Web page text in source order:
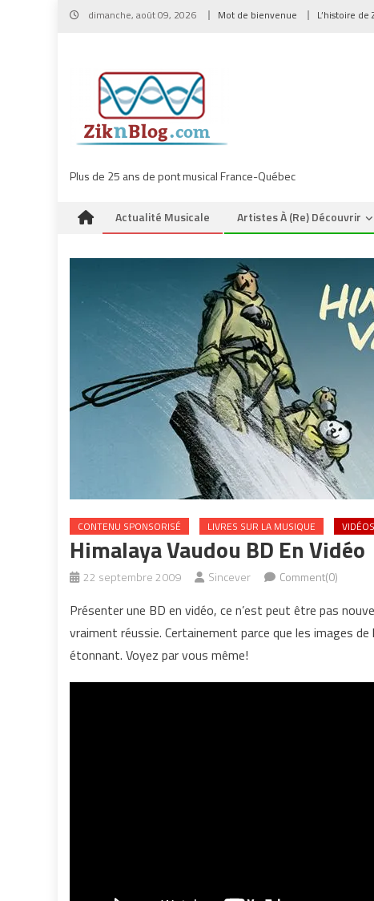
Skip
dimanche, août 09, 2026 Mot de bienvenue L’histoire de
Plus de 25 ans de pont musical France-Québec
Actualité Musicale Artistes À (re) Découvrir
CONTENU SPONSORISÉ LIVRES SUR LA MUSIQUE VIDÉOS
Himalaya Vaudou BD En Vidéo
22 septembre 2009 Sincever Comment(0)
Présenter une BD en vidéo, ce n’est peut être pas
vraiment réussie. Certainement parce que les images
étonnant. Voyez par vous même!